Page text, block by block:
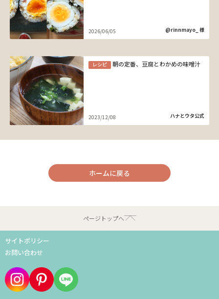
2026/06/05 @rinnmayo_ 様
レシピ 朝の定番、豆腐とわかめの味噌汁
2023/12/08 ハナとウタ公式
ホームに戻る
ページトップへ
サイトポリシー
お問い合わせ